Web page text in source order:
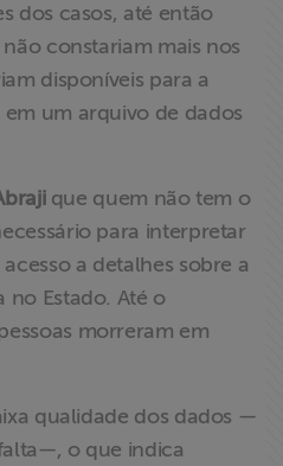
dos casos, até então
constariam mais nos
disponíveis para a
um arquivo de dados
que quem não tem o
para interpretar
a detalhes sobre a
no Estado. Até o
morreram em
qualidade dos dados —
o que indica